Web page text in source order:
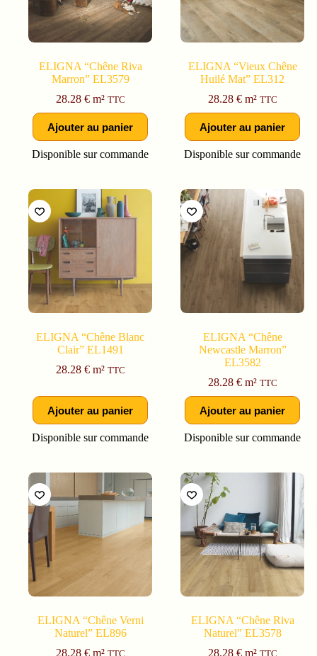
ELIGNA “Chêne Riva
Marron” EL3579
28.28 €m² TTC
Ajouter au panier
Disponible sur commande
ELIGNA “Vieux Chêne
Huilé Mat” EL312
28.28 €m² TTC
Ajouter au panier
Disponible sur commande
ELIGNA “Chêne Blanc
Clair” EL1491
28.28 €m² TTC
Ajouter au panier
Disponible sur commande
ELIGNA “Chêne
Newcastle Marron”
EL3582
28.28 €m² TTC
Ajouter au panier
Disponible sur commande
ELIGNA “Chêne Verni
Naturel” EL896
28.28 €m²
ELIGNA “Chêne Riva
Naturel” EL3578
28.28 €m²